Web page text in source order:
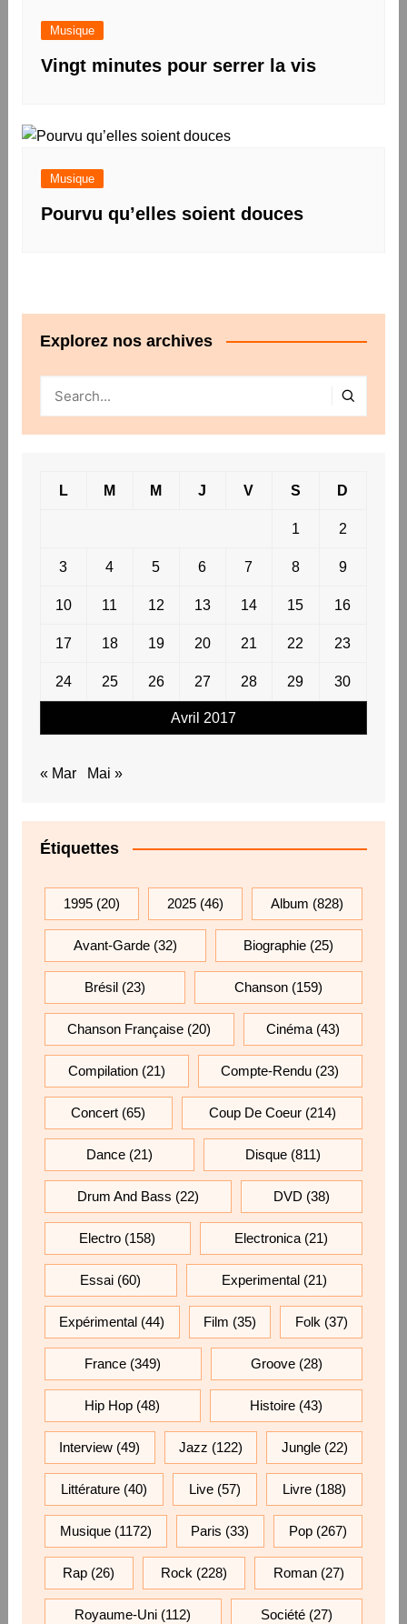
Musique
Vingt minutes pour serrer la vis
Musique
Pourvu qu’elles soient douces
Explorez nos archives
Avril 2017
L M M J V S D
1 2
3 4 5 6 7 8 9
10 11 12 13 14 15 16
17 18 19 20 21 22 23
24 25 26 27 28 29 30
« Mar Mai »
Étiquettes
1995(20) 2025 (46) Album (828)
Avant-Garde(32) Biographie (25)
Brésil(23) Chanson (159)
Chanson Française (20) Cinéma(43)
Compilation(21) Compte-Rendu (23)
Concert (65) Coup De Coeur(214)
Dance(21) Disque (811)
Drum And Bass (22) DVD (38)
Electro (158) Electronica(21)
Essai (60) Experimental(21)
Expérimental (44) Film (35) Folk (37)
France (349) Groove(28)
Hip Hop (48) Histoire(43)
Interview (49) Jazz (122) Jungle(22)
Littérature(40) Live (57) Livre (188)
Musique(1172) Paris (33) Pop (267)
Rap (26) Rock (228) Roman(27)
Royaume-Uni (112) Société(27)